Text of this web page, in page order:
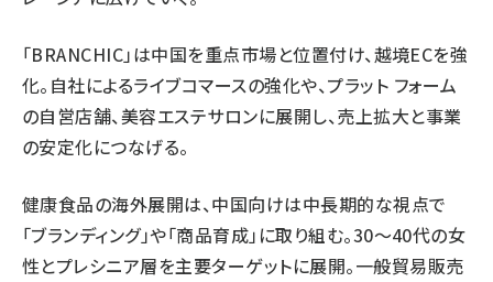
「BRANCHIC」は中国を重点市場と位置付け、越境ECを強
化。自社によるライブコマースの強化や、プラット フォーム
の自営店舗、美容エステサロンに展開し、売上拡大と事業
の安定化につなげる。
健康食品の海外展開は、中国向けは中長期的な視点で
「ブランディング」や「商品育成」に取り組む。30～40代の女
性とプレシニア層を主要ターゲットに展開。一般貿易販売